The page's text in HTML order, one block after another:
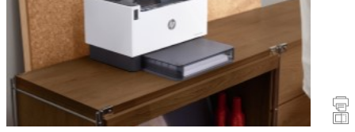
Imprimantes
Scanners
Promotions